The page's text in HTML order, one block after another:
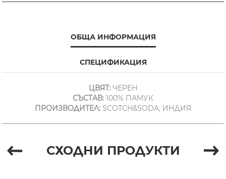
ОБЩА ИНФОРМАЦИЯ
СПЕЦИФИКАЦИЯ
ЦВЯТ:ЧЕРЕН
СЪСТАВ: 100% ПАМУК
ПРОИЗВОДИТЕЛ: SCOTCH&SODA, ИНДИЯ
СХОДНИ ПРОДУКТИ